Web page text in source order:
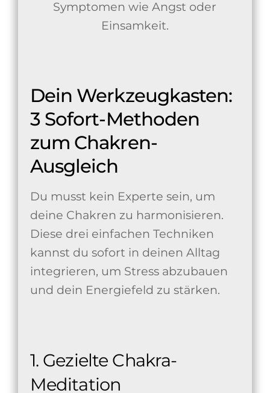
Dein Werkzeugkasten:
3 Sofort-Methoden
zum Chakren-
Ausgleich
Du musst kein Experte sein, um
deine Chakren zu harmonisieren.
Diese drei einfachen Techniken
kannst du sofort in deinen Alltag
integrieren, um Stress abzubauen
und dein Energiefeld zu stärken.
1. Gezielte Chakra-
Meditation